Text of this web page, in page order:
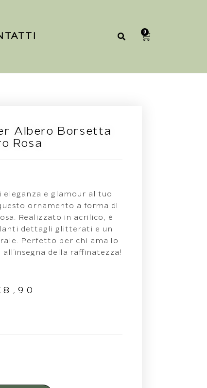
0
Albero Borsetta
Rosa
eleganza e glamour al tuo
ornamento a forma di
Realizzato in acrilico, è
dettagli glitterati e un
Perfetto per chi ama lo
della raffinatezza!
8,90